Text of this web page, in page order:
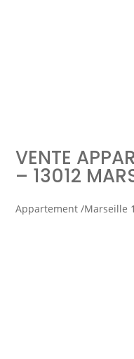
Rejoindre
VENTE
– 13012
Appartement /Marseille